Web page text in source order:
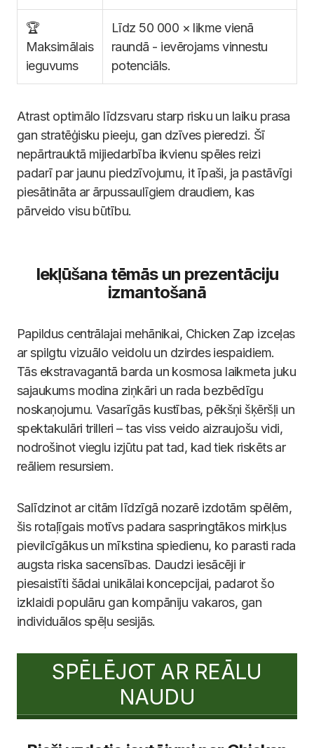
🏆
Maksimālais
ieguvums
Līdz 50 000 × likme vienā
raundā - ievērojams vinnestu
potenciāls.
Atrast optimālo līdzsvaru starp risku un laiku prasa
gan stratēģisku pieeju, gan dzīves pieredzi. Šī
nepārtrauktā mijiedarbība ikvienu spēles reizi
padarī par jaunu piedzīvojumu, it īpaši, ja pastāvīgi
piesātināta ar ārpussaulīgiem draudiem, kas
pārveido visu būtību.
Iekļūšana tēmās un prezentāciju
izmantošanā
Papildus centrālajai mehānikai, Chicken Zap izceļas
ar spilgtu vizuālo veidolu un dzirdes iespaidiem.
Tās ekstravagantā barda un kosmosa laikmeta juku
sajaukums modina ziņkāri un rada bezbēdīgu
noskaņojumu. Vasarīgās kustības, pēkšņi šķēršļi un
spektakulāri trilleri – tas viss veido aizraujošu vidi,
nodrošinot vieglu izjūtu pat tad, kad tiek riskēts ar
reāliem resursiem.
Salīdzinot ar citām līdzīgā nozarē izdotām spēlēm,
šis rotaļīgais motīvs padara saspringtākos mirkļus
pievilcīgākus un mīkstina spiedienu, ko parasti rada
augsta riska sacensības. Daudzi iesācēji ir
piesaistīti šādai unikālai koncepcijai, padarot šo
izklaidi populāru gan kompāniju vakaros, gan
individuālos spēļu sesijās.
SPĒLĒJOT AR REĀLU
NAUDU